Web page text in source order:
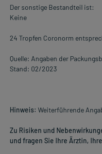
Der sonstige Bestandteil ist:
Keine
24 Tropfen Coronorm
Quelle: Angaben der
Stand: 02/2023
Hinweis: Weiterführende
Zu Risiken und
und fragen Sie Ihre Ärztin,